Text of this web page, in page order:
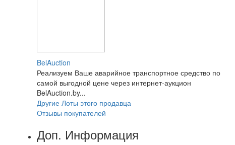
BelAuction
Реализуем Ваше аварийное транспортное средство по
самой выгодной цене через интернет-аукцион
BelAuction.by...
Другие Лоты этого продавца
Отзывы покупателей
Доп. Информация